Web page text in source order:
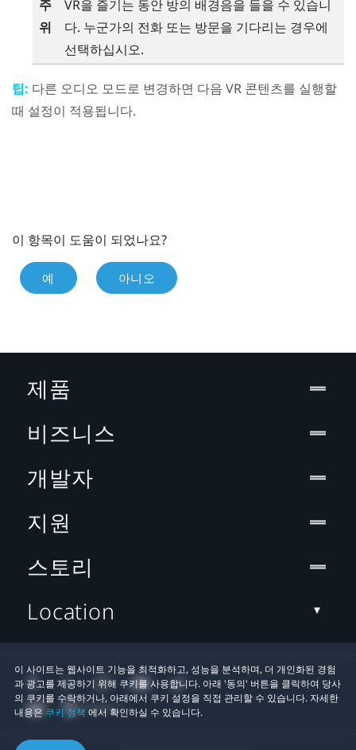
주
위
VR을 즐기는 동안 방의 배경음을 들을 수 있습니
다. 누군가의 전화 또는 방문을 기다리는 경우에
선택하십시오.
팁: 다른 오디오 모드로 변경하면 다음 VR 콘텐츠를 실행할
때 설정이 적용됩니다.
이 항목이 도움이 되었나요?
예 아니오
이 사이트는 웹사이트 기능을 최적화하고, 성능을 분석하며, 더 개인화된 경험
과 광고를 제공하기 위해 쿠키를 사용합니다. 아래 '동의' 버튼을 클릭하여 당사
의 쿠키를 수락하거나, 아래에서 쿠키 설정을 직접 관리할 수 있습니다. 자세한
내용은 쿠키 정책 에서 확인하실 수 있습니다.
제품
비즈니스
개발자
지원
스토리
Location